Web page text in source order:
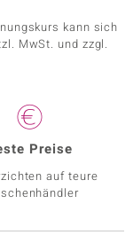
kann sich
MwSt. und zzgl.
Preise
auf teure